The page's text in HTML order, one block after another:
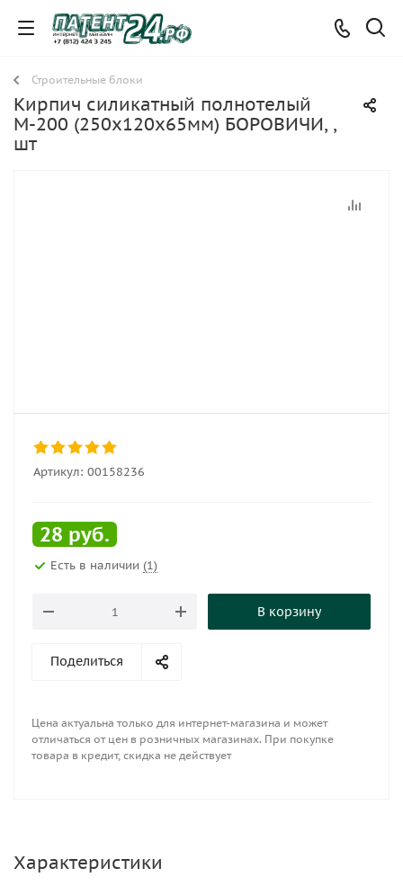
Строительные блоки
Кирпич силикатный полнотелый
М-200 (250х120х65мм) БОРОВИЧИ, ,
шт
Артикул: 00158236
28 руб.
Есть в наличии (1)
В корзину
Поделиться
Цена актуальна только для интернет-магазина и может
отличаться от цен в розничных магазинах. При покупке
товара в кредит, скидка не действует
Характеристики